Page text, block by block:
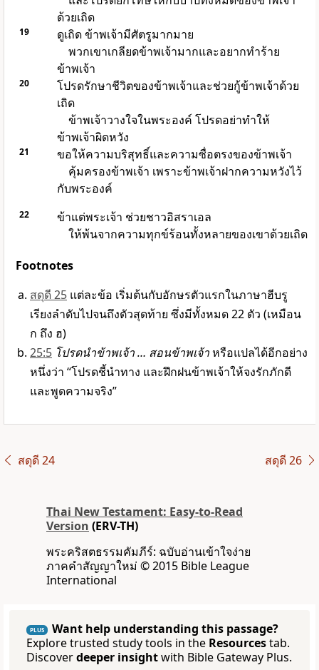
ด้วยเถิด
19
ดูเถิด ข้าพเจ้ามีศัตรูมากมาย
พวกเขาเกลียดข้าพเจ้ามากและอยากทำร้าย
ข้าพเจ้า
20
โปรดรักษาชีวิตของข้าพเจ้าและช่วยกู้ข้าพเจ้าด้วย
เถิด
ข้าพเจ้าวางใจในพระองค์ โปรดอย่าทำให้
ข้าพเจ้าผิดหวัง
21
ขอให้ความบริสุทธิ์และความซื่อตรงของข้าพเจ้า
คุ้มครองข้าพเจ้า เพราะข้าพเจ้าฝากความหวังไว้
กับพระองค์
22
ข้าแต่พระเจ้า ช่วยชาวอิสราเอล
ให้พ้นจากความทุกข์ร้อนทั้งหลายของเขาด้วยเถิด
Footnotes
สดุดี 25 แต่ละข้อ เริ่มต้นกับอักษรตัวแรกในภาษาฮีบรู
เรียงลำดับไปจนถึงตัวสุดท้าย ซึ่งมีทั้งหมด 22 ตัว (เหมือน
ก ถึง ฮ)
25:5 โปรดนำข้าพเจ้า … สอนข้าพเจ้าหรือแปลได้อีกอย่าง
หนึ่งว่า “โปรดชี้นำทาง และฝึกฝนข้าพเจ้าให้จงรักภักดี
และพูดความจริง”
สดุดี 24 สดุดี 26
Thai New Testament: Easy-to-Read
Version (ERV-TH)
พระคริสตธรรมคัมภีร์: ฉบับอ่านเข้าใจง่าย
ภาคคำสัญญาใหม่ © 2015 Bible League
International
PLUS
Want help understanding this passage?
Explore trusted study tools in the Resourcestab.
Discoverdeeper insightwith Bible Gateway Plus.